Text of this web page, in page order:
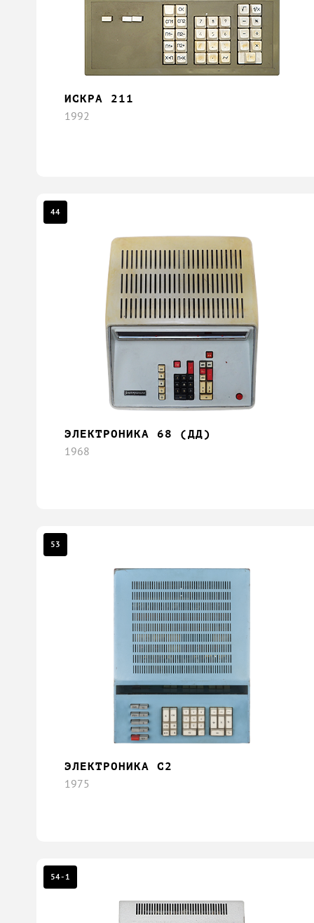
ИСКРА 211
1992
44
ЭЛЕКТРОНИКА 68 (ДД)
1968
53
ЭЛЕКТРОНИКА С2
1975
54-1